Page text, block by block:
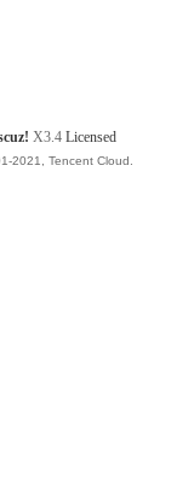
X3.4 Licensed
2021, Tencent Cloud.